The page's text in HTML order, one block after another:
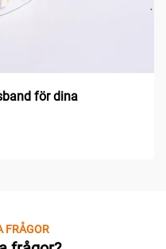
för dina
FRÅGOR